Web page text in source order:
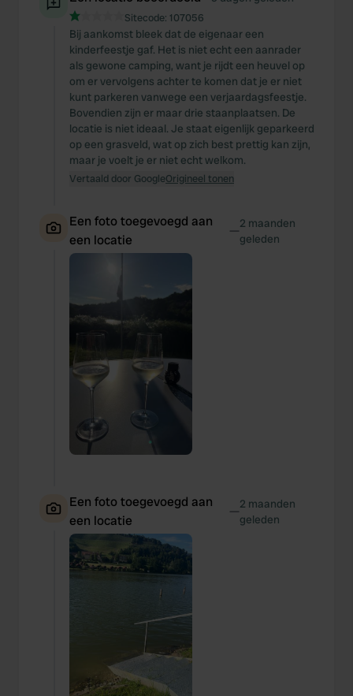
Sitecode: 107056
Bij aankomst bleek dat de eigenaar een
kinderfeestje gaf. Het is niet echt een aanrader
als gewone camping, want je rijdt een heuvel op
om er vervolgens achter te komen dat je er niet
kunt parkeren vanwege een verjaardagsfeestje.
Bovendien zijn er maar drie staanplaatsen. De
locatie is niet ideaal. Je staat eigenlijk geparkeerd
op een grasveld, wat op zich best prettig kan zijn,
maar je voelt je er niet echt welkom.
Vertaald door GoogleOrigineel tonen
Een foto toegevoegd aan
een locatie
—2 maanden
geleden
Een foto toegevoegd aan
een locatie
—2 maanden
geleden